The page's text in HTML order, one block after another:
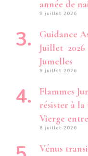
année de
9 juillet 2026
Guidance
Juillet 2026
Jumelles
9 juillet 2026
Flammes
résister à
Vierge
8 juillet 2026
Vénus